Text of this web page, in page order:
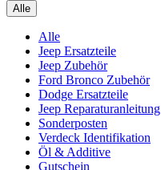
Alle
Alle
Jeep Ersatzteile
Jeep Zubehör
Ford Bronco Zubehör
Dodge Ersatzteile
Jeep Reparaturanleitung
Sonderposten
Verdeck Identifikation
Öl & Additive
Gutschein